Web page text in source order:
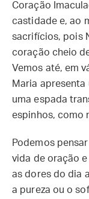
Coração
castidade e, ao
sacrifícios, pois
coração cheio
Vemos até, em
Maria
uma espada
espinhos, como
Podemos
vida de oração
as dores do dia
a pureza ou o